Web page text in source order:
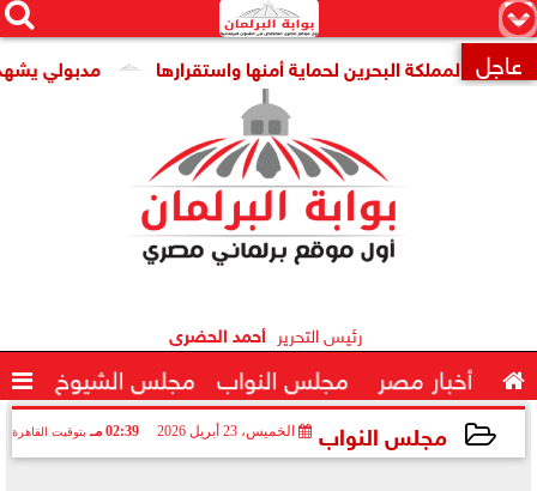
×


 عاجل مدبولي يشهد البحرين لحماية أمنها واستقرارها
رئيس التحرير أحمد الحضرى
 أخبار مصر مجلس النواب مجلس الشيوخ 
مجلس النواب الخميس، 23 أبريل 2026 02:39 مـ بتوقيت القاهرة